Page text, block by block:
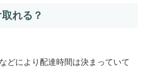
れる？
どにより配達時間は決まっていて